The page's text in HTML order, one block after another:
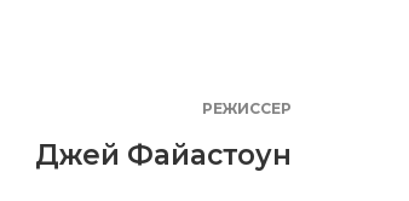
РЕЖИССЕР
Джей Файастоун